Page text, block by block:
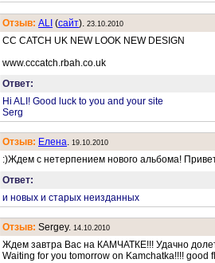
Отзыв: ALI (cайт). 23.10.2010
CC CATCH UK NEW LOOK NEW DESIGN
www.cccatch.rbah.co.uk
Ответ:
Hi ALI! Good luck to you and your site
Serg
Отзыв: Елена. 19.10.2010
:)Ждем с нетерпением нового альбома!
Ответ:
и новых и старых неизданных
Отзыв: Sergey. 14.10.2010
Ждем завтра Вас на КАМЧАТКЕ!!! Удачно
Waiting for you tomorrow on Kamchatka!!!! good